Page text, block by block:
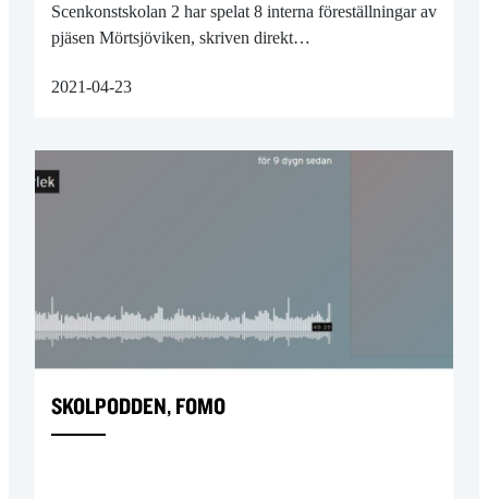
Scenkonstskolan 2 har spelat 8 interna föreställningar av
pjäsen Mörtsjöviken, skriven direkt…
2021-04-23
SKOLPODDEN, FOMO